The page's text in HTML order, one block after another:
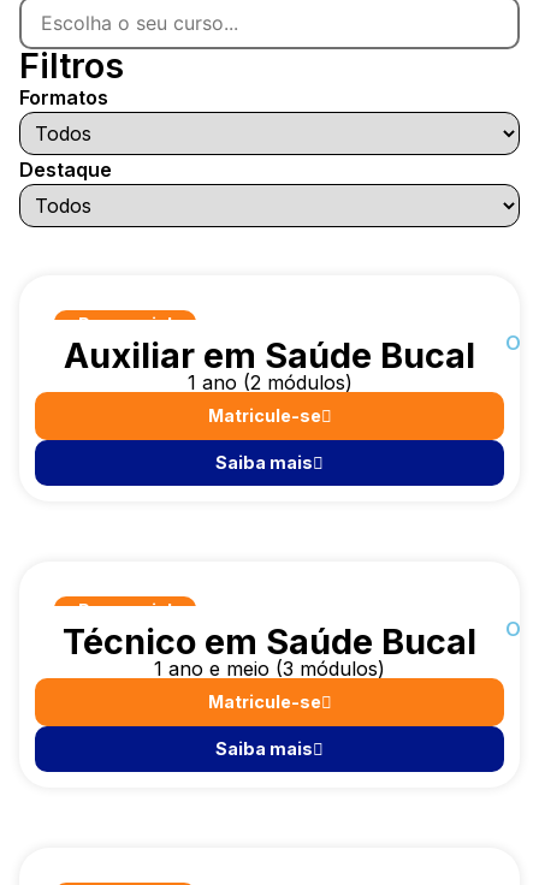
Filtros
Formatos
Destaque
LANÇAMENTO
Presencial
Auxiliar em Saúde Bucal
1 ano (2 módulos)
Matricule-se
Saiba mais
LANÇAMENTO
Presencial
Técnico em Saúde Bucal
1 ano e meio (3 módulos)
Matricule-se
Saiba mais